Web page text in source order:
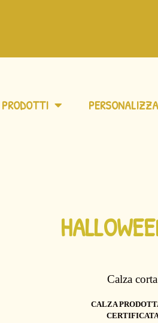
PRODOTTI
Calza
CALZA